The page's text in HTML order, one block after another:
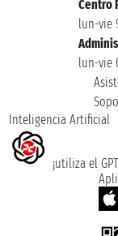
Centro
lun-vie
lun-vie
Inteligencia Artificial
¡utiliza el